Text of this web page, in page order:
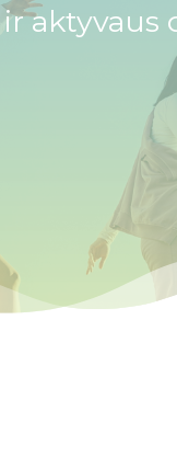
aktyvaus